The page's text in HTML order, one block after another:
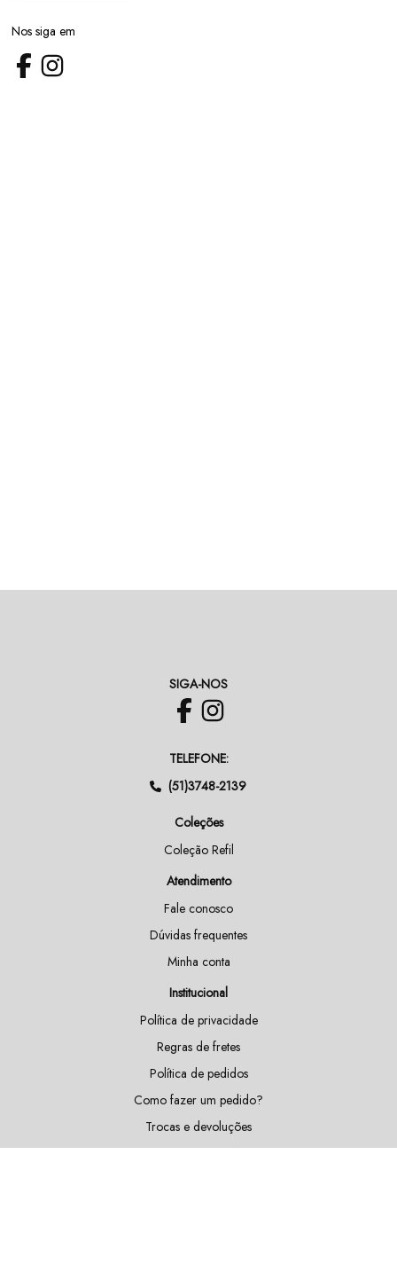
Nos siga em
SIGA-NOS
TELEFONE:
(51)3748-2139
Coleções
Coleção Refil
Atendimento
Fale conosco
Dúvidas frequentes
Minha conta
Institucional
Política de privacidade
Regras de fretes
Política de pedidos
Como fazer um pedido?
Trocas e devoluções
Doações e patrocínios